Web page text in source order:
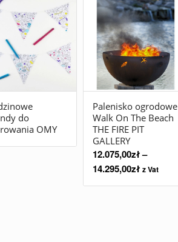
do
OMY
Palenisko ogrodowe
Walk On The Beach
THE FIRE PIT
GALLERY
12.075,00zł–
14.295,00zł z Vat